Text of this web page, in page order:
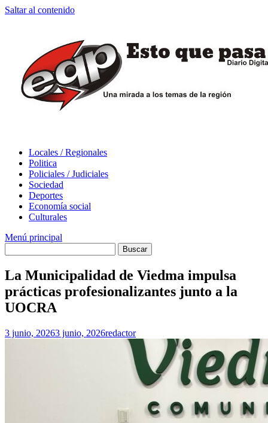
Saltar al contenido
Locales / Regionales
Politica
Policiales / Judiciales
Sociedad
Deportes
Economía social
Culturales
Menú principal
La Municipalidad de Viedma impulsa
prácticas profesionalizantes junto a la
UOCRA
3 junio, 20263 junio, 2026redactor